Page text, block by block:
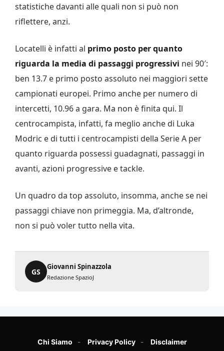
statistiche davanti alle quali non si può non
riflettere, anzi.
Locatelli è infatti al primo posto per quanto
riguarda la media di passaggi progressivi nei 90′:
ben 13.7 e primo posto assoluto nei maggiori sette
campionati europei. Primo anche per numero di
intercetti, 10.96 a gara. Ma non è finita qui. Il
centrocampista, infatti, fa meglio anche di Luka
Modric e di tutti i centrocampisti della Serie A per
quanto riguarda possessi guadagnati, passaggi in
avanti, azioni progressive e tackle.
Un quadro da top assoluto, insomma, anche se nei
passaggi chiave non primeggia. Ma, d’altronde,
non si può voler tutto nella vita.
GS
Giovanni Spinazzola
Redazione SpazioJ
Chi Siamo Privacy Policy Disclaimer